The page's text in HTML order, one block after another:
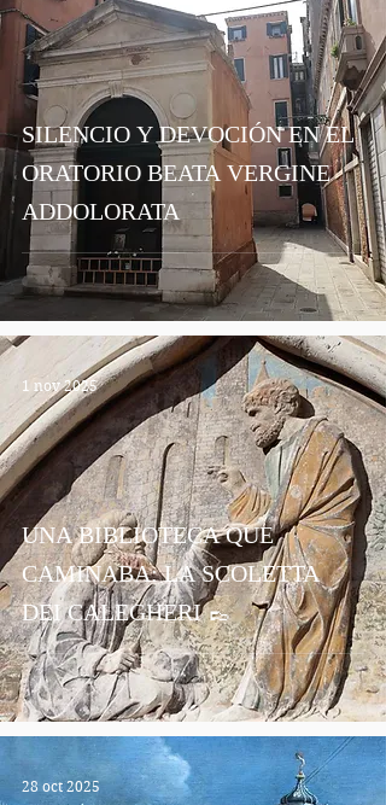
SILENCIO Y DEVOCIÓN EN EL
ORATORIO BEATA VERGINE
ADDOLORATA
UNA BIBLIOTECA QUE
CAMINABA: LA SCOLETTA
DEI CALEGHERI 👞
1 nov 2025
28 oct 2025